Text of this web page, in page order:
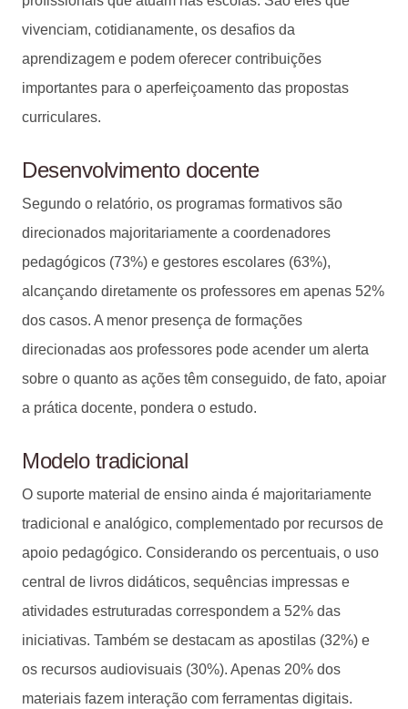
vivenciam, cotidianamente, os desafios da
aprendizagem e podem oferecer contribuições
importantes para o aperfeiçoamento das propostas
curriculares.
Desenvolvimento docente
Segundo o relatório, os programas formativos são
direcionados majoritariamente a coordenadores
pedagógicos (73%) e gestores escolares (63%),
alcançando diretamente os professores em apenas 52%
dos casos. A menor presença de formações
direcionadas aos professores pode acender um alerta
sobre o quanto as ações têm conseguido, de fato, apoiar
a prática docente, pondera o estudo.
Modelo tradicional
O suporte material de ensino ainda é majoritariamente
tradicional e analógico, complementado por recursos de
apoio pedagógico. Considerando os percentuais, o uso
central de livros didáticos, sequências impressas e
atividades estruturadas correspondem a 52% das
iniciativas. Também se destacam as apostilas (32%) e
os recursos audiovisuais (30%). Apenas 20% dos
materiais fazem interação com ferramentas digitais.